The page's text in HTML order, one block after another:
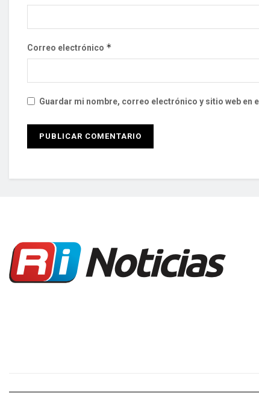
Correo electrónico *
Guardar mi nombre, correo electrónico y sitio web en